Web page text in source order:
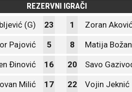
REZERVNI IGRAČI
(G)
23 1 Zoran
Pajović 5 8 Matija
Đinović 16 20 Savo
Milić 17 22 Vojin Jeknić